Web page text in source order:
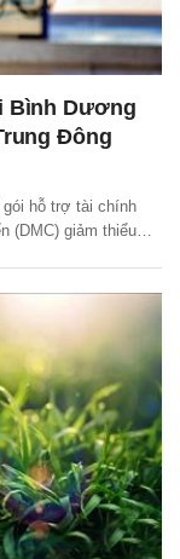
Bình Dương
Đông
gói hỗ trợ tài chính
(DMC) giảm thiểu